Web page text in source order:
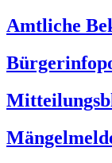
Amtliche